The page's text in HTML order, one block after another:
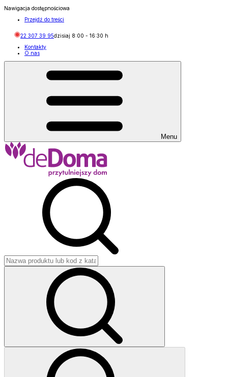
Nawigacja dostępnościowa
Przejdź do treści
22 307 39 95dzisiaj 8:00 - 16:30 h
Kontakty
O nas
Menu